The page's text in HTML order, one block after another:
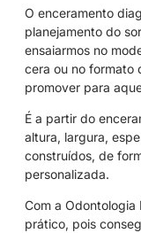
O enceramento
planejamento do
ensaiarmos no
cera ou no formato
promover para
É a partir do
altura, largura,
construídos, de
personalizada.
Com a Odontologia
prático, pois